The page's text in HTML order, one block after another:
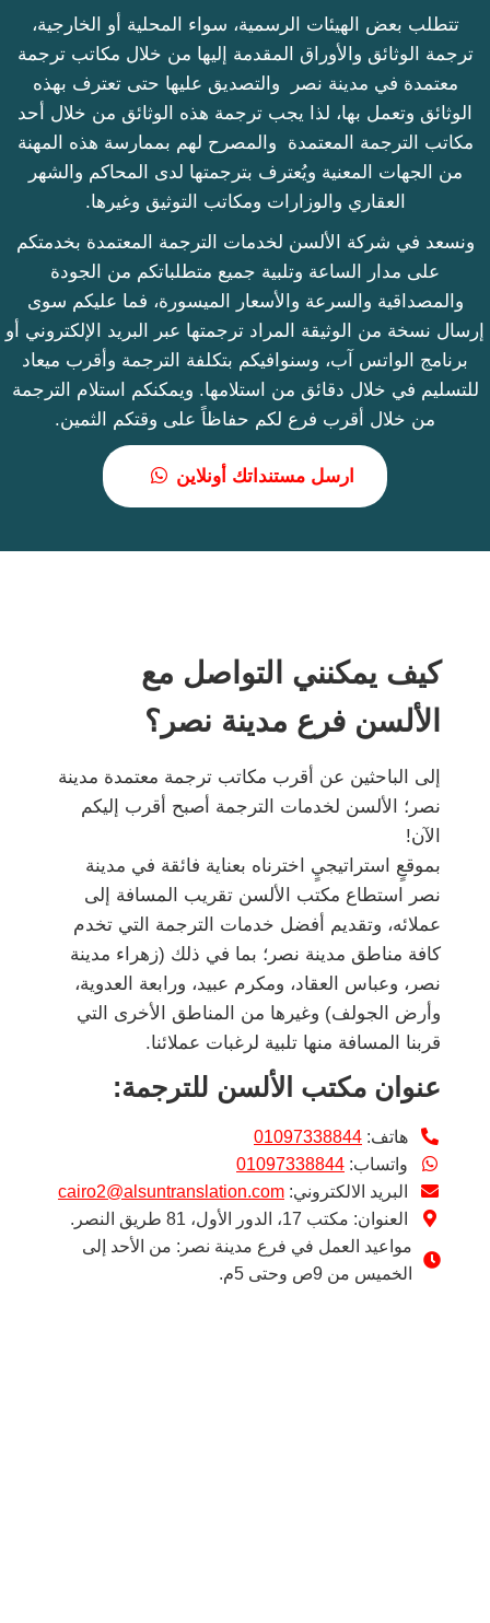
تتطلب بعض الهيئات الرسمية، سواء المحلية أو الخارجية،
ترجمة الوثائق والأوراق المقدمة إليها من خلال مكاتب ترجمة
معتمدة في مدينة نصر والتصديق عليها حتى تعترف بهذه
الوثائق وتعمل بها، لذا يجب ترجمة هذه الوثائق من خلال أحد
مكاتب الترجمة المعتمدة والمصرح لهم بممارسة هذه المهنة
من الجهات المعنية ويُعترف بترجمتها لدى المحاكم والشهر
العقاري والوزارات ومكاتب التوثيق وغيرها.
ونسعد في شركة الألسن لخدمات الترجمة المعتمدة بخدمتكم
على مدار الساعة وتلبية جميع متطلباتكم من الجودة
والمصداقية والسرعة والأسعار الميسورة، فما عليكم سوى
إرسال نسخة من الوثيقة المراد ترجمتها عبر البريد الإلكتروني أو
برنامج الواتس آب، وسنوافيكم بتكلفة الترجمة وأقرب ميعاد
للتسليم في خلال دقائق من استلامها. ويمكنكم استلام الترجمة
من خلال أقرب فرع لكم حفاظاً على وقتكم الثمين.
ارسل مستنداتك أونلاين
كيف يمكنني التواصل مع
الألسن فرع مدينة نصر؟
إلى الباحثين عن أقرب مكاتب ترجمة معتمدة مدينة
نصر؛ الألسن لخدمات الترجمة أصبح أقرب إليكم
الآن!
بموقعٍ استراتيجيٍ اخترناه بعناية فائقة في مدينة
نصر استطاع مكتب الألسن تقريب المسافة إلى
عملائه، وتقديم أفضل خدمات الترجمة التي تخدم
كافة مناطق مدينة نصر؛ بما في ذلك (زهراء مدينة
نصر، وعباس العقاد، ومكرم عبيد، ورابعة العدوية،
وأرض الجولف) وغيرها من المناطق الأخرى التي
قربنا المسافة منها تلبية لرغبات عملائنا.
عنوان مكتب الألسن للترجمة:
هاتف: 01097338844
واتساب: 01097338844
البريد الالكتروني: cairo2@alsuntranslation.com
العنوان: مكتب 17، الدور الأول، 81 طريق النصر.
مواعيد العمل في فرع مدينة نصر: من الأحد إلى
الخميس من 9ص وحتى 5م.